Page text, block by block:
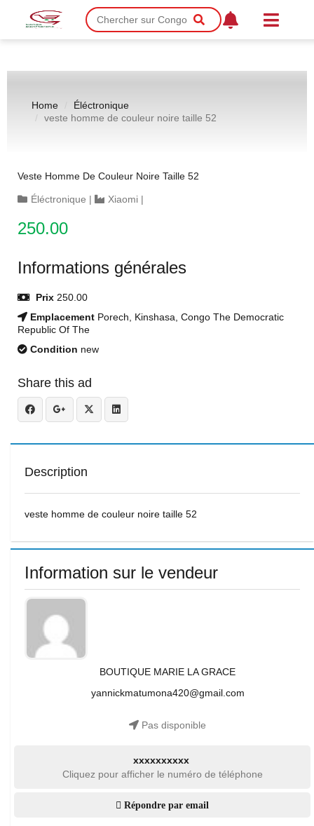
Home
Éléctronique
veste homme de couleur noire taille 52
Veste Homme De Couleur Noire Taille 52
Éléctronique | Xiaomi |
250.00
Informations générales
Prix 250.00
Emplacement Porech, Kinshasa, Congo The Democratic
Republic Of The
Condition new
Share this ad
Description
veste homme de couleur noire taille 52
Information sur le vendeur
BOUTIQUE MARIE LA GRACE
yannickmatumona420@gmail.com
Pas disponible
xxxxxxxxxx
Cliquez pour afficher le numéro de téléphone
Répondre par email